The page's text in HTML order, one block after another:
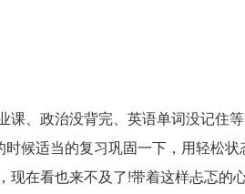
、政治没背完、英语单词没记住
候适当的复习巩固一下，用轻松
在看也来不及了!带着这样忐忑的